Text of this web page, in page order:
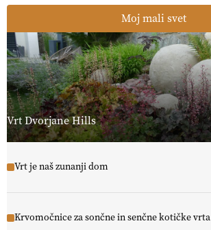
Moj mali svet
Vrt Dvorjane Hills
Vrt je naš zunanji dom
Krvomočnice za sončne in senčne kotičke vrta